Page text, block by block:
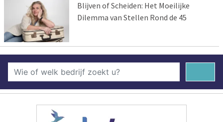
Blijven of Scheiden: Het Moeilijke
Dilemma van Stellen Rond de 45